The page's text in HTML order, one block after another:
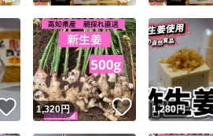
いいね！
1,320円 いいね！
1,280円